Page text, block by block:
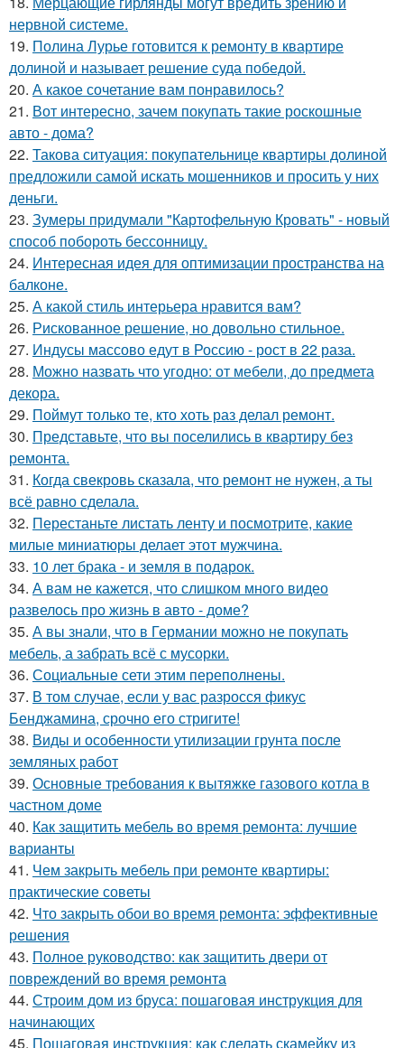
нервной системе.
19. Полина Лурье готовится к ремонту в квартире
долиной и называет решение суда победой.
20. А какое сочетание вам понравилось?
21. Вот интересно, зачем покупать такие роскошные
авто - дома?
22. Такова ситуация: покупательнице квартиры долиной
предложили самой искать мошенников и просить у них
деньги.
23. Зумеры придумали "Картофельную Кровать" - новый
способ побороть бессонницу.
24. Интересная идея для оптимизации пространства на
балконе.
25. А какой стиль интерьера нравится вам?
26. Рискованное решение, но довольно стильное.
27. Индусы массово едут в Россию - рост в 22 раза.
28. Можно назвать что угодно: от мебели, до предмета
декора.
29. Поймут только те, кто хоть раз делал ремонт.
30. Представьте, что вы поселились в квартиру без
ремонта.
31. Когда свекровь сказала, что ремонт не нужен, а ты
всё равно сделала.
32. Перестаньте листать ленту и посмотрите, какие
милые миниатюры делает этот мужчина.
33. 10 лет брака - и земля в подарок.
34. А вам не кажется, что слишком много видео
развелось про жизнь в авто - доме?
35. А вы знали, что в Германии можно не покупать
мебель, а забрать всё с мусорки.
36. Социальные сети этим переполнены.
37. В том случае, если у вас разросся фикус
Бенджамина, срочно его стригите!
38. Виды и особенности утилизации грунта после
земляных работ
39. Основные требования к вытяжке газового котла в
частном доме
40. Как защитить мебель во время ремонта: лучшие
варианты
41. Чем закрыть мебель при ремонте квартиры:
практические советы
42. Что закрыть обои во время ремонта: эффективные
решения
43. Полное руководство: как защитить двери от
повреждений во время ремонта
44. Строим дом из бруса: пошаговая инструкция для
начинающих
45. Пошаговая инструкция: как сделать скамейку из